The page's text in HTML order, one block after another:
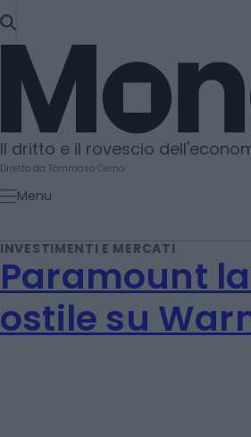
SKIP
TO
CONTENT
Moneta
Il dritto e il rovescio
Diretto da Tommaso Cerno
Menu
INVESTIMENTI E MERCATI